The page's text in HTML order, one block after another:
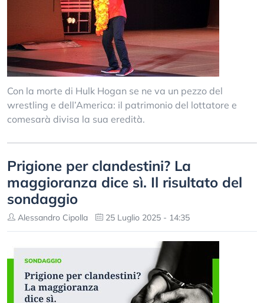
Con la morte di Hulk Hogan se ne va un pezzo del
wrestling e dell’America: il patrimonio del lottatore e
comesarà divisa la sua eredità.
Prigione per clandestini? La
maggioranza dice sì. Il risultato del
sondaggio
Alessandro Cipolla 25 Luglio 2025 - 14:35